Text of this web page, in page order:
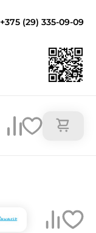
+375 (29) 335-09-09